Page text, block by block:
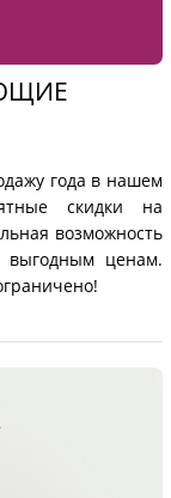
года в нашем
скидки на
возможность
ценам.